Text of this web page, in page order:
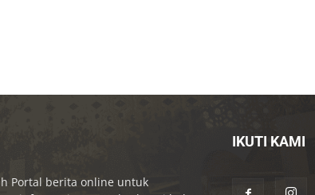
Portal berita online untuk
IKUTI KAMI